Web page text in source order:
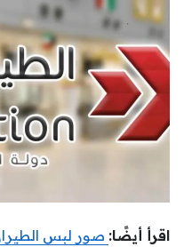
اقرأ أيضًا: صور لبس